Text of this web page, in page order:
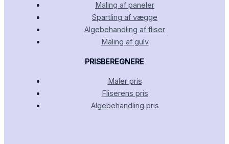
Maling af paneler
Spartling af vægge
Algebehandling af fliser
Maling af gulv
PRISBEREGNERE
Maler pris
Fliserens pris
Algebehandling pris